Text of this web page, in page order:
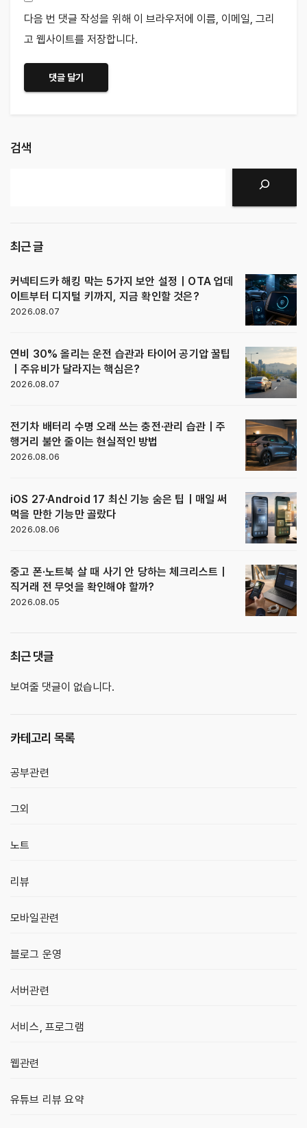
다음 번 댓글 작성을 위해 이 브라우저에 이름, 이메일, 그리
고 웹사이트를 저장합니다.
검색
최근 글
커넥티드카 해킹 막는 5가지 보안 설정｜OTA 업데
이트부터 디지털 키까지, 지금 확인할 것은?
2026.08.07
연비 30% 올리는 운전 습관과 타이어 공기압 꿀팁
｜주유비가 달라지는 핵심은?
2026.08.07
전기차 배터리 수명 오래 쓰는 충전·관리 습관｜주
행거리 불안 줄이는 현실적인 방법
2026.08.06
iOS 27·Android 17 최신 기능 숨은 팁｜매일 써
먹을 만한 기능만 골랐다
2026.08.06
중고 폰·노트북 살 때 사기 안 당하는 체크리스트｜
직거래 전 무엇을 확인해야 할까?
2026.08.05
최근 댓글
보여줄 댓글이 없습니다.
카테고리 목록
공부관련
그외
노트
리뷰
모바일관련
블로그 운영
서버관련
서비스, 프로그램
웹관련
유튜브 리뷰 요약